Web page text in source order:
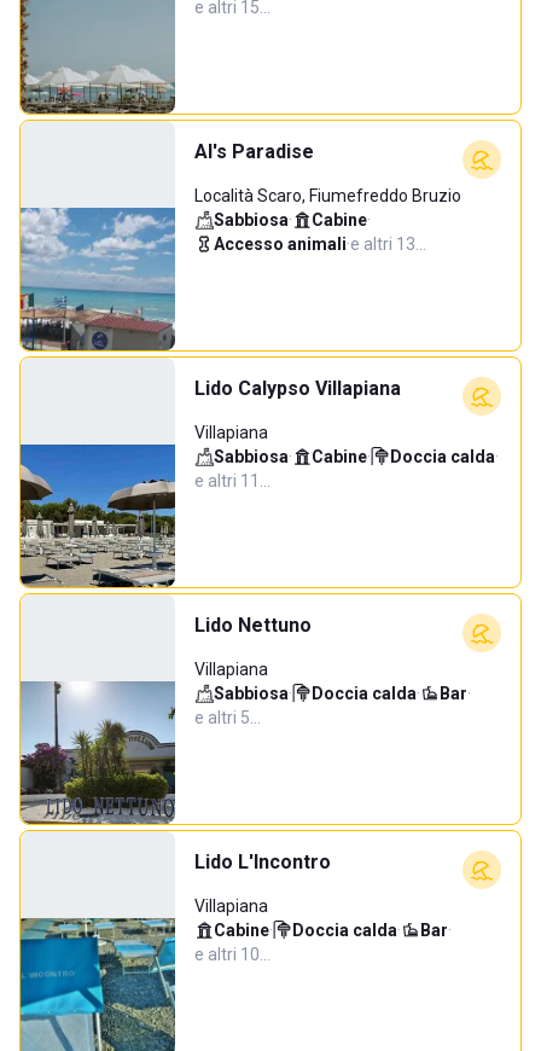
e altri 15…
Al's Paradise
Località Scaro, Fiumefreddo Bruzio
Sabbiosa· Cabine·
Accesso animali·e altri 13…
Lido Calypso Villapiana
Villapiana
Sabbiosa· Cabine· Doccia calda·
e altri 11…
Lido Nettuno
Villapiana
Sabbiosa· Doccia calda· Bar·
e altri 5…
Lido L'Incontro
Villapiana
Cabine· Doccia calda· Bar·
e altri 10…